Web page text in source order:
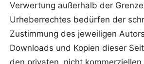
Verwertung außerhalb der
Urheberrechtes bedürfen der
Zustimmung des jeweiligen
Downloads und Kopien dieser
den privaten, nicht kommerziellen